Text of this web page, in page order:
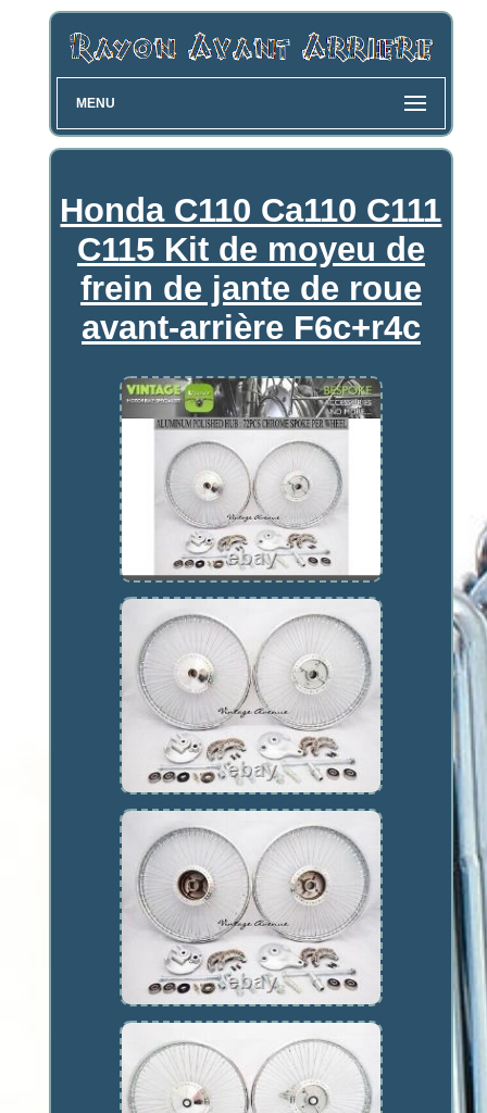
MENU
Honda C110 Ca110 C111
C115 Kit de moyeu de
frein de jante de roue
avant-arrière F6c+r4c